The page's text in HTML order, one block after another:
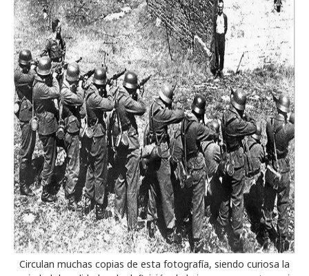
Circulan muchas copias de esta fotografía, siendo curiosa la